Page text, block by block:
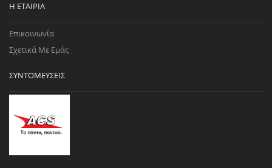
Η ΕΤΑΙΡΊΑ
Επικοινωνία
Σχετικά Με Εμάς
ΣΥΝΤΟΜΕΎΣΕΙΣ